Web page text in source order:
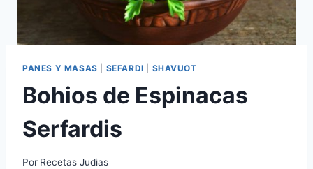
PANES Y MASAS SEFARDI SHAVUOT
Bohios de Espinacas
Serfardis
Por Recetas Judias